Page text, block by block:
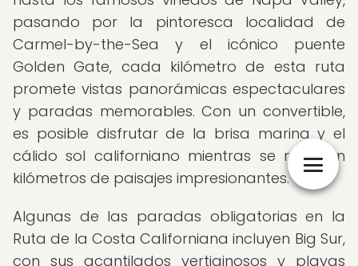
pasando por la pintoresca localidad de
Carmel-by-the-Sea y el icónico puente
Golden Gate, cada kilómetro de esta ruta
promete vistas panorámicas espectaculares
y paradas memorables. Con un convertible,
es posible disfrutar de la brisa marina y el
cálido sol californiano mientras se recorren
kilómetros de paisajes impresionantes.
Algunas de las paradas obligatorias en la
Ruta de la Costa Californiana incluyen Big Sur,
con sus acantilados vertiginosos y playas